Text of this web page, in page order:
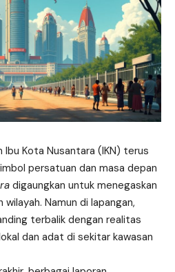
Ibu Kota Nusantara (IKN) terus
persatuan dan masa depan
digaungkan untuk menegaskan
Namun di lapangan,
terbalik dengan realitas
dan adat di sekitar kawasan